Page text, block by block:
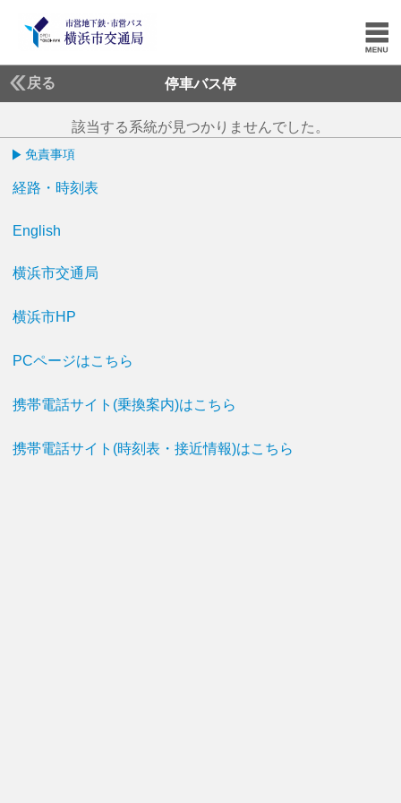
戻る 停車バス停
該当する系統が見つかりませんでした。
免責事項
経路・時刻表
English
横浜市交通局
横浜市HP
PCページはこちら
携帯電話サイト(乗換案内)はこちら
携帯電話サイト(時刻表・接近情報)はこちら